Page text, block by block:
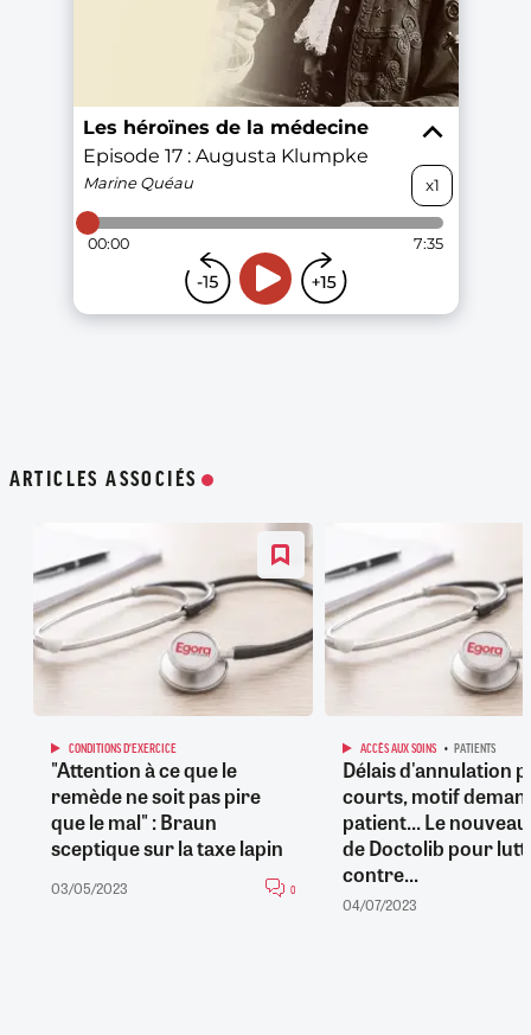
ARTICLES ASSOCIÉS
CONDITIONS D'EXERCICE
"Attention à ce que le
remède ne soit pas pire
que le mal" : Braun
sceptique sur la taxe lapin
03/05/2023 0
ACCÈS AUX SOINS PATIENTS
Délais d'annulation
courts, motif
patient... Le
de Doctolib pour
contre...
04/07/2023